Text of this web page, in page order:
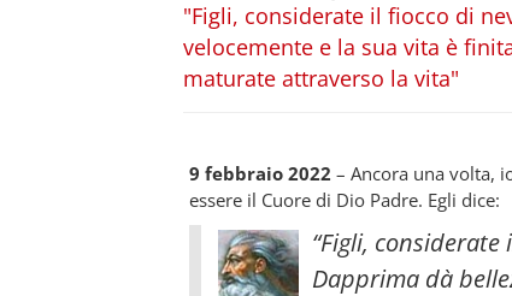
"Figli, considerate il fiocco di
velocemente e la sua vita è
maturate attraverso la vita"
9 febbraio 2022 – Ancora una volta,
essere il Cuore di Dio Padre. Egli dice:
“Figli, considerate
Dapprima dà